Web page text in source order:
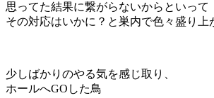
思ってた結果に繋がらないからといって
その対応はいかに？と巣内で色々盛り上
少しばかりのやる気を感じ取り、
ホールへGOした鳥